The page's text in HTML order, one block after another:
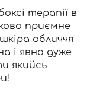
терапії в
приємне
обличчя
і явно дуже
якийсь